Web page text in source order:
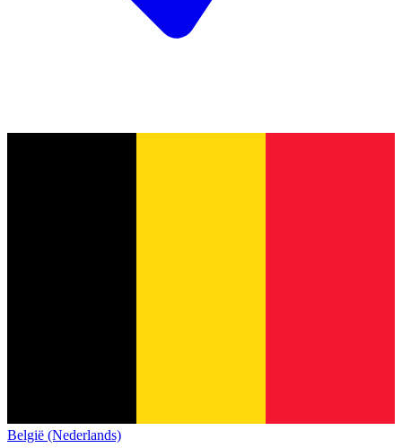
België (Nederlands)